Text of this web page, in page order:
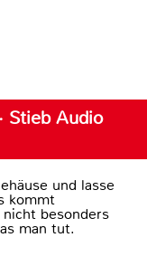
Stieb Audio
und lasse
kommt
besonders
man tut.